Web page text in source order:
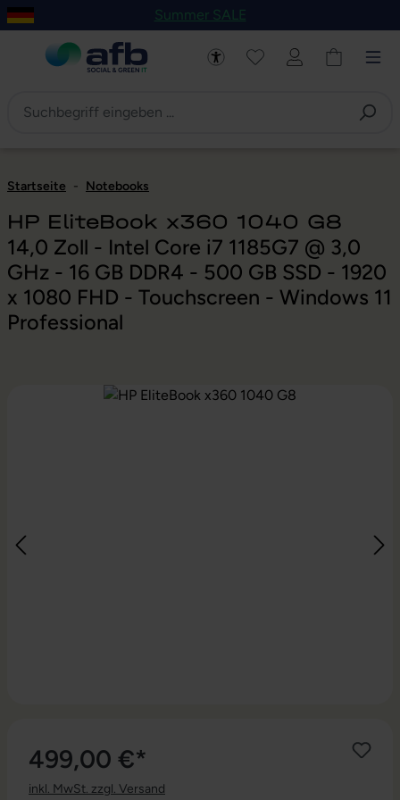
Hauptinhalt springen
Zur Navigation der B2B-Plattform springen
Summer SALE
Startseite - Notebooks
HP EliteBook x360 1040 G8
14,0 Zoll - Intel Core i7 1185G7 @ 3,0
GHz - 16 GB DDR4 - 500 GB SSD - 1920
x 1080 FHD - Touchscreen - Windows 11
Professional
Bildergalerie überspringen
499,00 €*
inkl. MwSt. zzgl. Versand